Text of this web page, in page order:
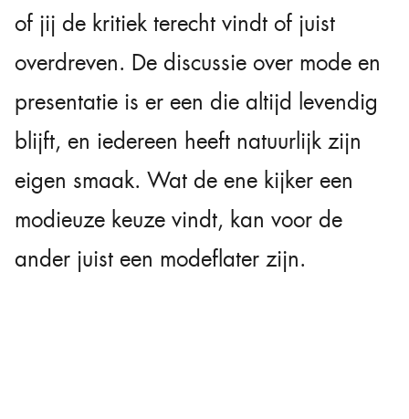
of jij de kritiek terecht vindt of juist
overdreven. De discussie over mode en
presentatie is er een die altijd levendig
blijft, en iedereen heeft natuurlijk zijn
eigen smaak. Wat de ene kijker een
modieuze keuze vindt, kan voor de
ander juist een modeflater zijn.